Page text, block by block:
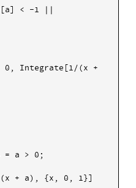
0, Integrate[1/(x +
= a > 0;
a), {x, 0, 1}]